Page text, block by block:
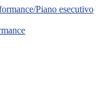
Piano esecutivo